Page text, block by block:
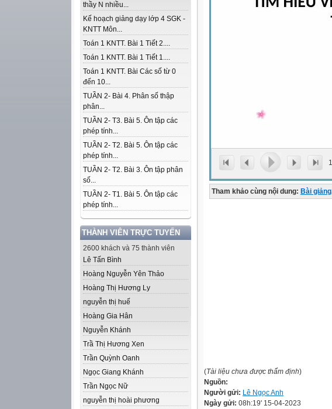
thầy N nhiều...
Kế hoạch giảng dạy lớp 4 SGK -
KNTT Môn...
Toán 1 KNTT. Bài 1 Tiết 2....
Toán 1 KNTT. Bài 1 Tiết 1....
Toán 1 KNTT. Bài Các số từ 0
đến 10...
TUẦN 2- Bài 4. Phân số thập
phân...
TUẦN 2- T3. Bài 5. Ôn tập các
phép tính...
TUẦN 2- T2. Bài 5. Ôn tập các
phép tính...
TUẦN 2- T2. Bài 3. Ôn tập phân
số...
TUẦN 2- T1. Bài 5. Ôn tập các
phép tính...
THÀNH VIÊN TRỰC TUYẾN
2600 khách và 75 thành viên
Lê Tấn Bình
Hoàng Nguyễn Yên Thảo
Hoàng Thị Hương Ly
nguyễn thị huế
Hoàng Gia Hân
Nguyễn Khánh
Trầ Thị Hương Xen
Trần Quỳnh Oanh
Ngọc Giang Khánh
Trần Ngọc Nữ
nguyễn thị hoài phương
1
Tham khảo cùng nội dung: Bài giảng
(Tài liệu chưa được thẩm định)
Nguồn:
Người gửi: Lê Ngọc Anh
Ngày gửi: 08h:19' 15-04-2023